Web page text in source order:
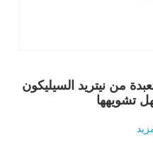
من نيتريد السيليكون
تشويهها